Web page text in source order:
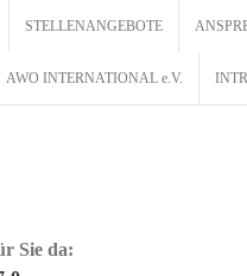
STELLENANGEBOTE
AWO INTERNATIONAL e.V.
Sie da: